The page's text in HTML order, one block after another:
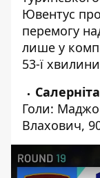
Ювентус
перемогу
лише у
53-ї
Голи:
Влахович,